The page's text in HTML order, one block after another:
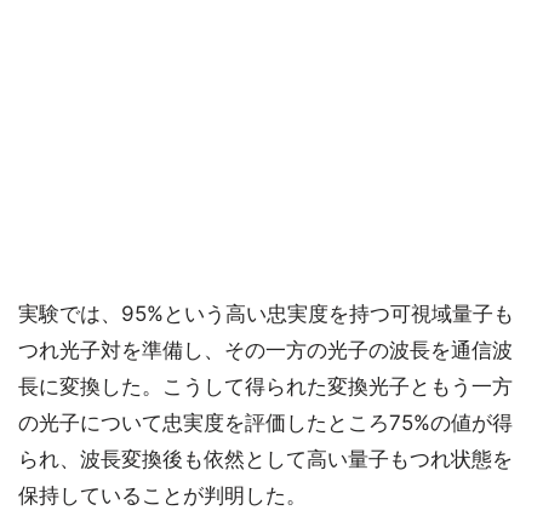
実験では、95%という高い忠実度を持つ可視域量子も
つれ光子対を準備し、その一方の光子の波長を通信波
長に変換した。こうして得られた変換光子ともう一方
の光子について忠実度を評価したところ75%の値が得
られ、波長変換後も依然として高い量子もつれ状態を
保持していることが判明した。